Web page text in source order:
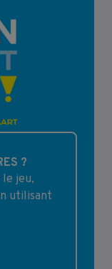
?
le jeu,
utilisant